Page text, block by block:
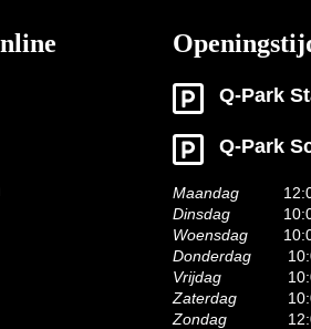
Q-Park
Q-Park
Maandag
Dinsdag
Woensdag
Donderdag
Vrijdag
Zaterdag
Zondag